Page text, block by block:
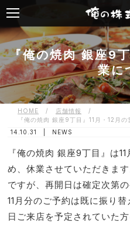
『俺の焼肉 銀座9
業に
HOME / 店舗情報
/
『俺の焼肉 銀座9丁目』11月・12月の
14.10.31 |
NEWS
『俺の焼肉 銀座9丁目』は
め、休業させていただきま
ですが、再開日は確定次第
11月分のご予約は既に振り
日ご来店を予定されていた